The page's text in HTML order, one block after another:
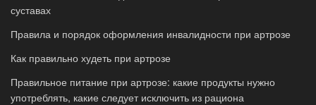
суставах
Правила и порядок оформления инвалидности при артрозе
Как правильно худеть при артрозе
Правильное питание при артрозе: какие продукты нужно
употреблять, какие следует исключить из рациона